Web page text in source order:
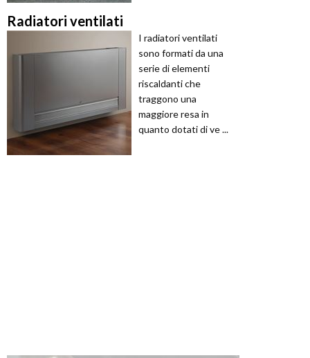
Radiatori ventilati
I radiatori ventilati
sono formati da una
serie di elementi
riscaldanti che
traggono una
maggiore resa in
quanto dotati di ve ...